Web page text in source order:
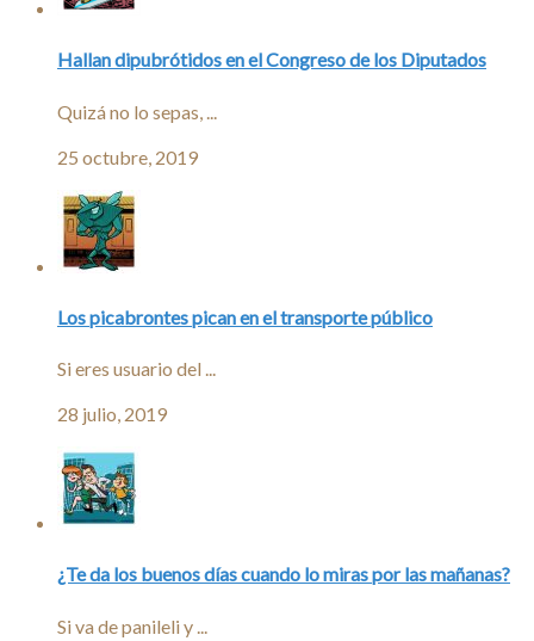
Hallan dipubrótidos en el Congreso de los Diputados
Quizá no lo sepas, ...
25 octubre, 2019
Los picabrontes pican en el transporte público
Si eres usuario del ...
28 julio, 2019
¿Te da los buenos días cuando lo miras por las mañanas?
Si va de panileli y ...